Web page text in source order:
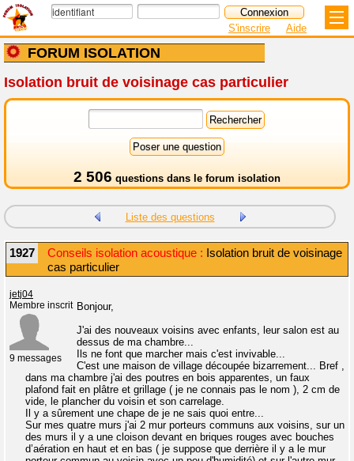
FORUM ISOLATION
S'inscrire Aide
Isolation bruit de voisinage cas particulier
2 506 questions dans le forum isolation
Liste des questions
1927 Conseils isolation acoustique : Isolation bruit de voisinage
cas particulier
jetj04
Membre inscrit
9 messages
Bonjour,
J'ai des nouveaux voisins avec enfants, leur salon est au
dessus de ma chambre...
Ils ne font que marcher mais c'est invivable...
C'est une maison de village découpée bizarrement... Bref ,
dans ma chambre j'ai des poutres en bois apparentes, un faux
plafond fait en plâtre et grillage ( je ne connais pas le nom ), 2 cm de
vide, le plancher du voisin et son carrelage.
Il y a sûrement une chape de je ne sais quoi entre...
Sur mes quatre murs j'ai 2 mur porteurs communs aux voisins, sur un
des murs il y a une cloison devant en briques rouges avec bouches
d’aération en haut et en bas ( je suppose que derrière il y a le mur